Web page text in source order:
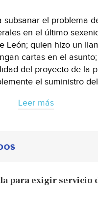
el problema
en el último
León; quien hizo un
cartas en el
del proyecto de la
el suministro
Leer más
para exigir servicio